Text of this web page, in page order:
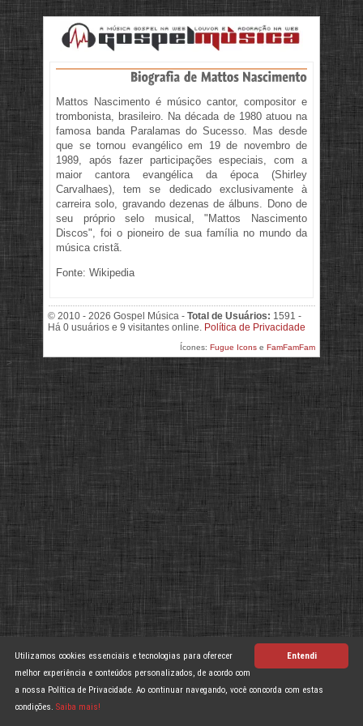
Mattos Nascimento é músico cantor, compositor e
trombonista, brasileiro. Na década de 1980 atuou na
famosa banda Paralamas do Sucesso. Mas desde
que se tornou evangélico em 19 de novembro de
1989, após fazer participações especiais, com a
maior cantora evangélica da época (Shirley
Carvalhaes), tem se dedicado exclusivamente à
carreira solo, gravando dezenas de álbuns. Dono de
seu próprio selo musical, "Mattos Nascimento
Discos", foi o pioneiro de sua família no mundo da
música cristã.
Fonte: Wikipedia
© 2010 - 2026 Gospel Música - Total de Usuários: 1591 -
Há 0 usuários e 9 visitantes online. Política de Privacidade
Ícones: Fugue Icons e FamFamFam
>
Entendi
Utilizamos cookies essenciais e tecnologias para oferecer
melhor experiência e conteúdos personalizados, de acordo com
a nossa Política de Privacidade. Ao continuar navegando, você concorda com estas
condições. Saiba mais!